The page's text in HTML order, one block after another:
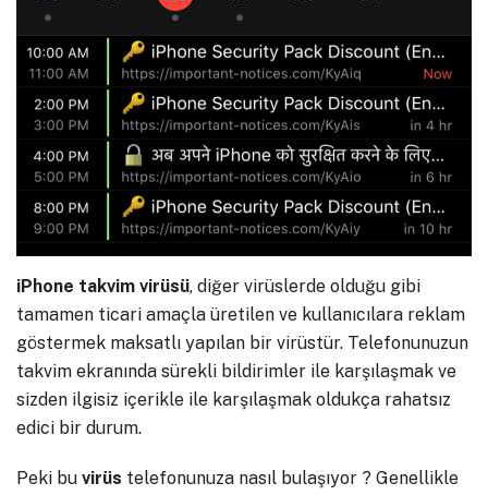
iPhone takvim virüsü, diğer virüslerde olduğu gibi
tamamen ticari amaçla üretilen ve kullanıcılara reklam
göstermek maksatlı yapılan bir virüstür. Telefonunuzun
takvim ekranında sürekli bildirimler ile karşılaşmak ve
sizden ilgisiz içerikle ile karşılaşmak oldukça rahatsız
edici bir durum.
Peki bu virüs telefonunuza nasıl bulaşıyor ? Genellikle